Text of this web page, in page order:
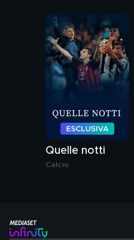
Quelle notti
Calcio